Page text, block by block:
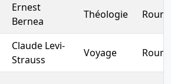
Ernest
Bernea
Théologie
Claude Levi-
Strauss
Voyage